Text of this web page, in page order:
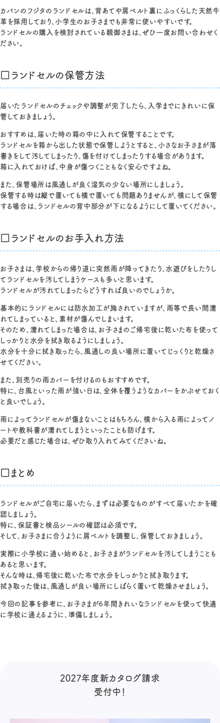
カバンのフジタのランドセルは、背あてや肩ベルト裏にふっくらした天然牛
革を採用しており、小学生のお子さまでも非常に使いやすいです。
ランドセルの購入を検討されている親御さまは、ぜひ一度お問い合わせく
ださい。
□ランドセルの保管方法
届いたランドセルのチェックや調整が完了したら、入学までにきれいに保
管しておきましょう。
おすすめは、届いた時の箱の中に入れて保管することです。
ランドセルを箱から出した状態で保管しようとすると、小さなお子さまが落
書きをして汚してしまったり、傷を付けてしまったりする場合があります。
箱に入れておけば、中身が傷つくこともなく安心ですよね。
また、保管場所は風通しが良く湿気の少ない場所にしましょう。
保管する時は縦で置いても横で置いても問題ありませんが、横にして保管
する場合は、ランドセルの背中部分が下になるようにして置いてください。
□ランドセルのお手入れ方法
お子さまは、学校からの帰り道に突然雨が降ってきたり、水遊びをしたりし
てランドセルを汚してしまうケースも多いと思います。
ランドセルが汚れてしまったらどうすれば良いのでしょうか。
基本的にランドセルには防水加工が施されていますが、雨等で長い間濡
れてしまっていると、素材が傷んでしまいます。
そのため、濡れてしまった場合は、お子さまのご帰宅後に乾いた布を使って
しっかりと水分を拭き取るようにしましょう。
水分を十分に拭き取ったら、風通しの良い場所に置いてじっくりと乾燥さ
せてください。
また、別売りの雨カバーを付けるのもおすすめです。
特に、台風といった雨が強い日は、全体を覆うようなカバーをかぶせておく
と良いでしょう。
雨によってランドセルが傷まないことはもちろん、横から入る雨によってノ
ートや教科書が濡れてしまうといったことも防げます。
必要だと感じた場合は、ぜひ取り入れてみてくださいね。
□まとめ
ランドセルがご自宅に届いたら、まずは必要なものがすべて届いたかを確
認しましょう。
特に、保証書と検品シールの確認は必須です。
そして、お子さまに合うように肩ベルトを調整し、保管しておきましょう。
実際に小学校に通い始めると、お子さまがランドセルを汚してしまうことも
あると思います。
そんな時は、帰宅後に乾いた布で水分をしっかりと拭き取ります。
拭き取った後は、風通しが良い場所にしばらく置いて乾燥させましょう。
今回の記事を参考に、お子さまが6年間きれいなランドセルを使って快適
に学校に通えるように、準備しましょう。
2027年度新カタログ請求
受付中！